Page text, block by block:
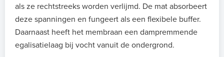
als ze rechtstreeks worden verlijmd. De mat absorbeert
deze spanningen en fungeert als een flexibele buffer.
Daarnaast heeft het membraan een dampremmende
egalisatielaag bij vocht vanuit de ondergrond.